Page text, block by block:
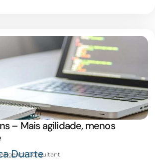
– Mais agilidade, menos
DuarteConsultant